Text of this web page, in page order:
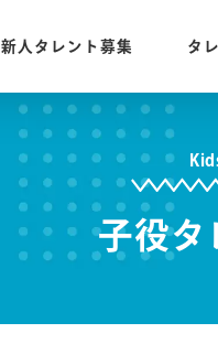
新人タレント募集 タ
子役タ